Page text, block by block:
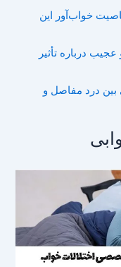
گیلاس برای درمان بی خوابی | ۱۱ خاصیت خواب‌آور این
و عجیب درباره تأثیر
درد مفاصل و